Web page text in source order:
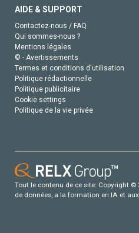
AIDE & SUPPORT
Contactez-nous / FAQ
Qui sommes-nous ?
Mentions légales
© - Avertissements
Termes et conditions d'utilisation
Politique rédactionnelle
Politique publicitaire
Cookie settings
Politique de la vie privée
Tout le contenu de ce site: Copyright
de données, a la formation en IA et